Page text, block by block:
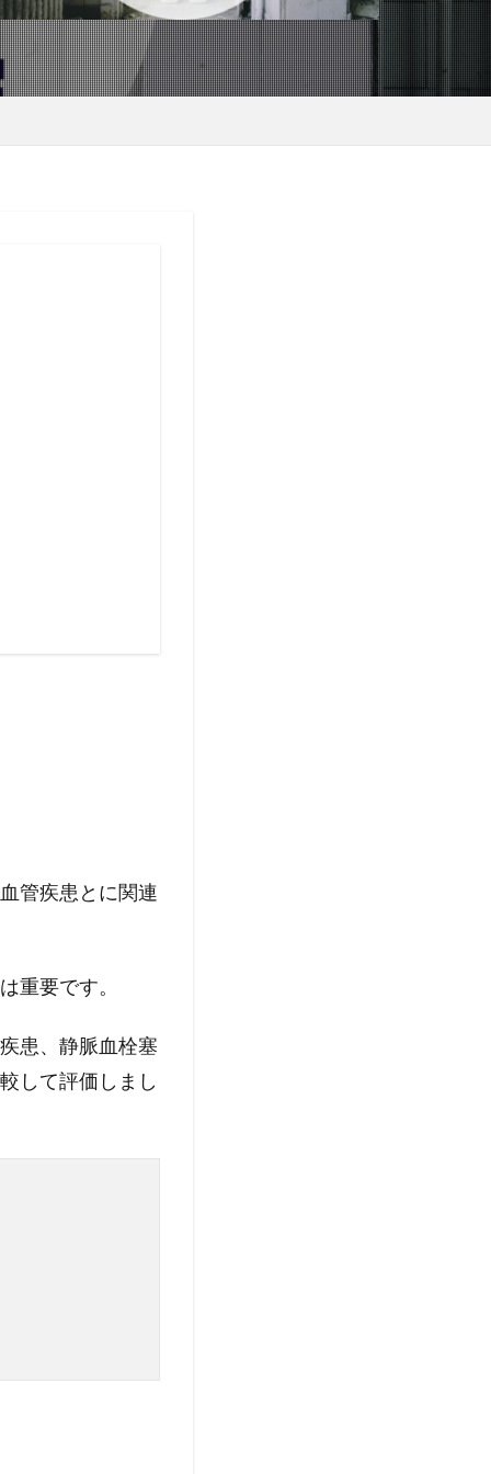
管疾患とに関連
重要です。
患、静脈血栓塞
して評価しまし